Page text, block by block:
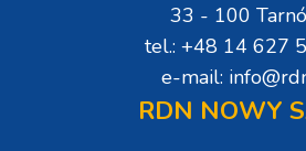
33 - 100
tel.: +48 14 627
e-mail:
RDN NOWY